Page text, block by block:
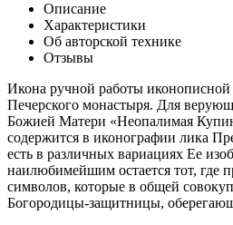
Описание
Характеристики
Об авторской технике
Отзывы
Икона ручной работы иконописной
Печерского монастыря. Для
Божией Матери «Неопалимая
содержится в иконографии лика
есть в различных вариациях Ее
наилюбимейшим остается тот, где
символов, которые в общей
Богородицы-защитницы,